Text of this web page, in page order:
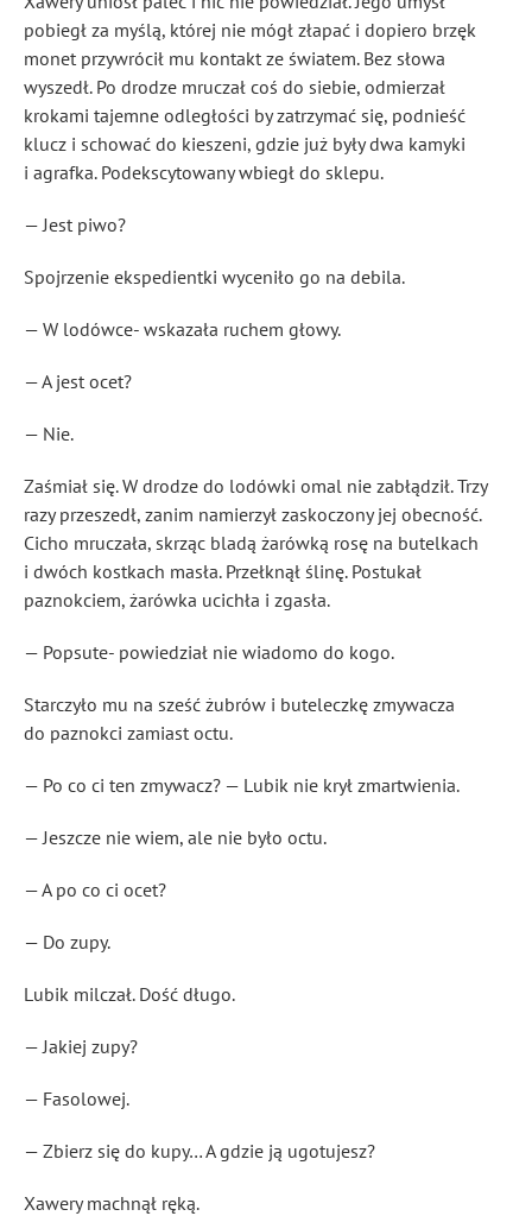
pobiegł za myślą, której nie mógł złapać i dopiero brzęk
monet przywrócił mu kontakt ze światem. Bez słowa
wyszedł. Po drodze mruczał coś do siebie, odmierzał
krokami tajemne odległości by zatrzymać się, podnieść
klucz i schować do kieszeni, gdzie już były dwa kamyki
i agrafka. Podekscytowany wbiegł do sklepu.
— Jest piwo?
Spojrzenie ekspedientki wyceniło go na debila.
— W lodówce- wskazała ruchem głowy.
— A jest ocet?
— Nie.
Zaśmiał się. W drodze do lodówki omal nie zabłądził. Trzy
razy przeszedł, zanim namierzył zaskoczony jej obecność.
Cicho mruczała, skrząc bladą żarówką rosę na butelkach
i dwóch kostkach masła. Przełknął ślinę. Postukał
paznokciem, żarówka ucichła i zgasła.
— Popsute- powiedział nie wiadomo do kogo.
Starczyło mu na sześć żubrów i buteleczkę zmywacza
do paznokci zamiast octu.
— Po co ci ten zmywacz? — Lubik nie krył zmartwienia.
— Jeszcze nie wiem, ale nie było octu.
— A po co ci ocet?
— Do zupy.
Lubik milczał. Dość długo.
— Jakiej zupy?
— Fasolowej.
— Zbierz się do kupy… A gdzie ją ugotujesz?
Xawery machnął ręką.